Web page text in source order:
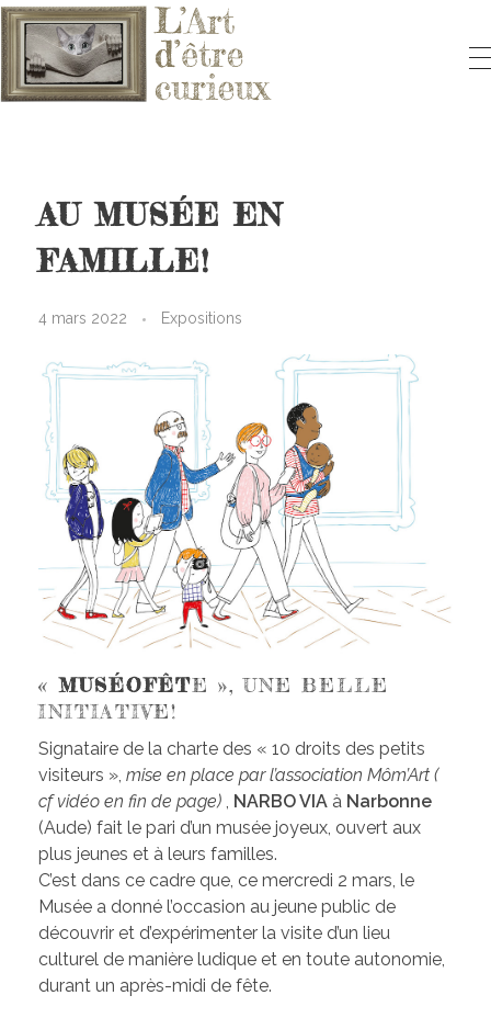
AU MUSÉE EN
FAMILLE!
4 mars 2022 Expositions
« MUSÉOFÊTE », UNE BELLE
INITIATIVE!
Signataire de la charte des « 10 droits des petits
visiteurs », mise en place par l’association Môm’Art (
cf vidéo en fin de page) , NARBO VIA à Narbonne
(Aude) fait le pari d’un musée joyeux, ouvert aux
plus jeunes et à leurs familles.
C’est dans ce cadre que, ce mercredi 2 mars, le
Musée a donné l’occasion au jeune public de
découvrir et d’expérimenter la visite d’un lieu
culturel de manière ludique et en toute autonomie,
durant un après-midi de fête.